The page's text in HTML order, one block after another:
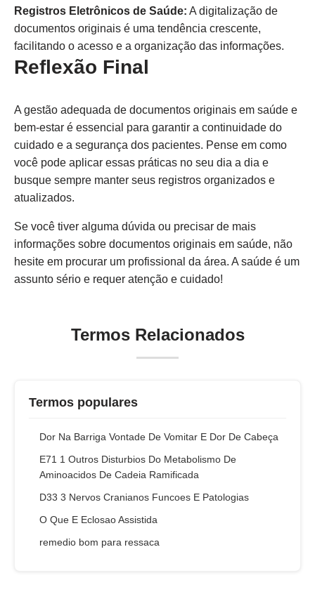
Registros Eletrônicos de Saúde: A digitalização de
documentos originais é uma tendência crescente,
facilitando o acesso e a organização das informações.
Reflexão Final
A gestão adequada de documentos originais em saúde e
bem-estar é essencial para garantir a continuidade do
cuidado e a segurança dos pacientes. Pense em como
você pode aplicar essas práticas no seu dia a dia e
busque sempre manter seus registros organizados e
atualizados.
Se você tiver alguma dúvida ou precisar de mais
informações sobre documentos originais em saúde, não
hesite em procurar um profissional da área. A saúde é um
assunto sério e requer atenção e cuidado!
Termos Relacionados
Termos populares
Dor Na Barriga Vontade De Vomitar E Dor De Cabeça
E71 1 Outros Disturbios Do Metabolismo De
Aminoacidos De Cadeia Ramificada
D33 3 Nervos Cranianos Funcoes E Patologias
O Que E Eclosao Assistida
remedio bom para ressaca